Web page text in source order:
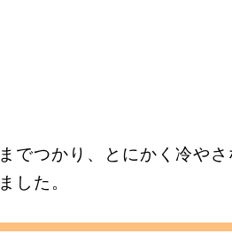
でつかり、とにかく冷や
した。